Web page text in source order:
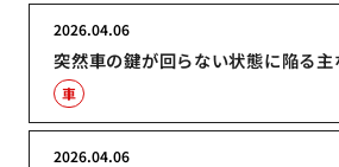
突然車の鍵が回らない状態に陥る
2026.04.06
車
2026.04.06